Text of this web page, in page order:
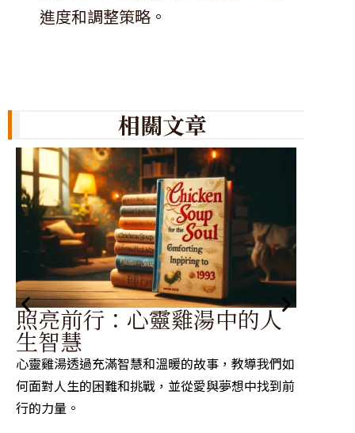
進度和調整策略。
相關文章
照亮前行：心靈雞湯中的人
生智慧
心靈雞湯透過充滿智慧和溫暖的故事，教導我們如
何面對人生的困難和挑戰，並從愛與夢想中找到前
行的力量。